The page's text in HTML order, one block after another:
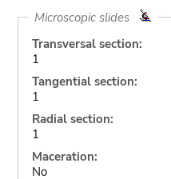
Microscopic slides
Transversal section:
1
Tangential section:
1
Radial section:
1
Maceration:
No